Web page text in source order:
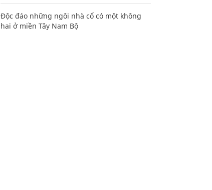
Độc đáo những ngôi nhà cổ có một không
hai ở miền Tây Nam Bộ